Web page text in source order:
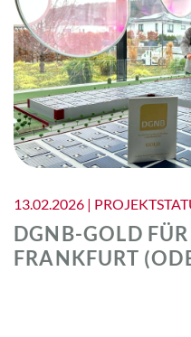
13.02.2026 |
DGNB-GOLD
FRANKFURT